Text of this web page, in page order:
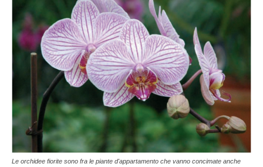
Le orchidee fiorite sono fra le piante d'appartamento che vanno concimate anche